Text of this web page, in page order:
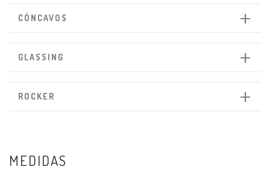
CÓNCAVOS
GLASSING
ROCKER
MEDIDAS